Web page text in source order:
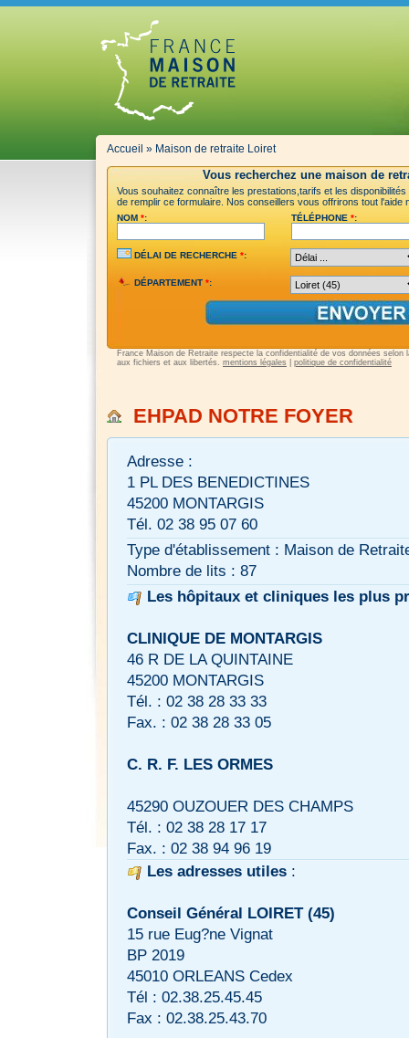
Accueil » Maison de retraite Loiret
Vous recherchez une maison de
Vous souhaitez connaître les prestations,tarifs et les
de remplir ce formulaire. Nos conseillers vous offrirons tout
NOM *: TÉLÉPHONE *:
DÉLAI DE RECHERCHE *:
DÉPARTEMENT *:
France Maison de Retraite respecte la confidentialité de vos données selon
aux fichiers et aux libertés. mentions légales politique de confidentialité
EHPAD NOTRE FOYER
Adresse :
1 PL DES BENEDICTINES
45200 MONTARGIS
Tél. 02 38 95 07 60
Type d'établissement : Maison de
Nombre de lits : 87
Les hôpitaux et cliniques les plus
CLINIQUE DE MONTARGIS
46 R DE LA QUINTAINE
45200 MONTARGIS
Tél. : 02 38 28 33 33
Fax. : 02 38 28 33 05
C. R. F. LES ORMES
45290 OUZOUER DES CHAMPS
Tél. : 02 38 28 17 17
Fax. : 02 38 94 96 19
Les adresses utiles :
Conseil Général LOIRET (45)
15 rue Eug?ne Vignat
BP 2019
45010 ORLEANS Cedex
Tél : 02.38.25.45.45
Fax : 02.38.25.43.70